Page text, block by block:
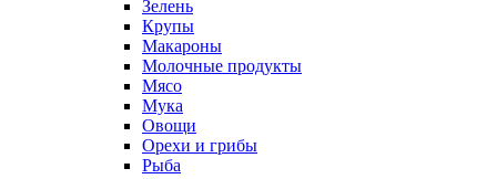
Зелень
Крупы
Макароны
Молочные продукты
Мясо
Мука
Овощи
Орехи и грибы
Рыба